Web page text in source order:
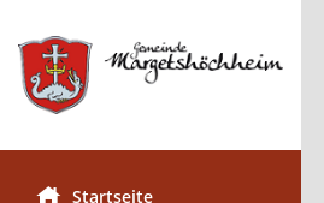
Startseite